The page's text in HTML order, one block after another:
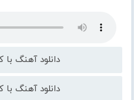
دانلود آهنگ با
دانلود آهنگ با